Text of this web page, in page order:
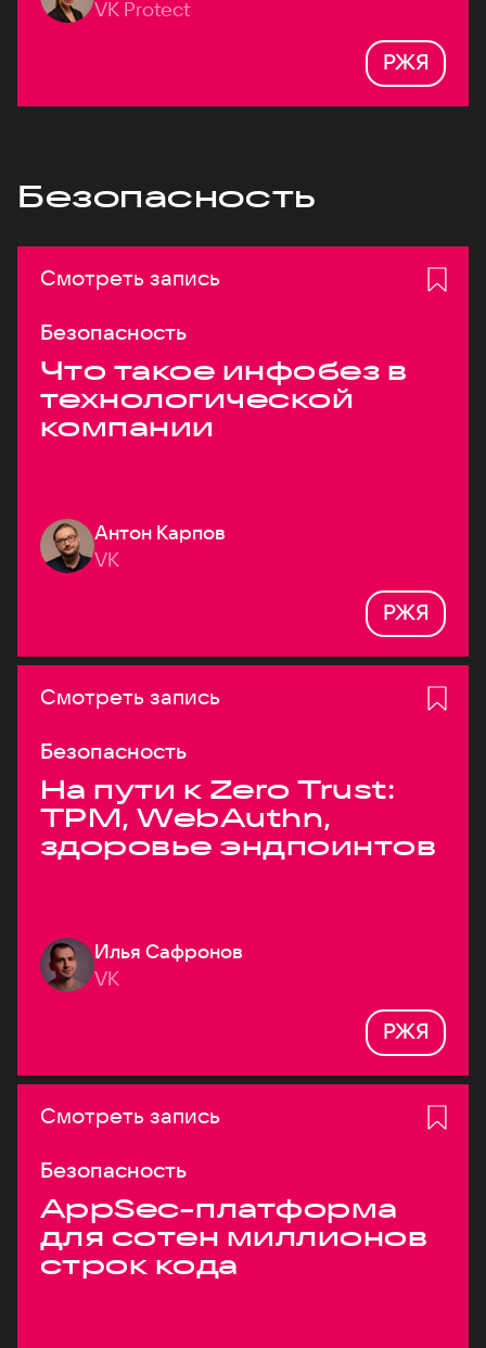
VK Protect
РЖЯ
Безопасность
Смотреть запись
Безопасность
Что такое инфобез в
технологической
компании
Антон Карпов
VK
РЖЯ
Смотреть запись
Безопасность
На пути к Zero Trust:
TPM, WebAuthn,
здоровье эндпоинтов
Илья Сафронов
VK
РЖЯ
Смотреть запись
Безопасность
AppSec-платформа
для сотен миллионов
строк кода